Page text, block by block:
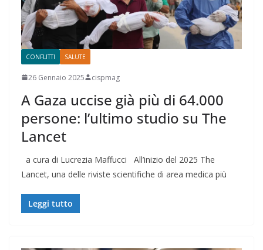
CONFLITTI SALUTE
26 Gennaio 2025 cispmag
A Gaza uccise già più di 64.000
persone: l’ultimo studio su The
Lancet
a cura di Lucrezia Maffucci All’inizio del 2025 The
Lancet, una delle riviste scientifiche di area medica più
Leggi tutto